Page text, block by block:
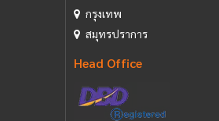
กรุงเทพ
สมุทรปราการ
Head Office